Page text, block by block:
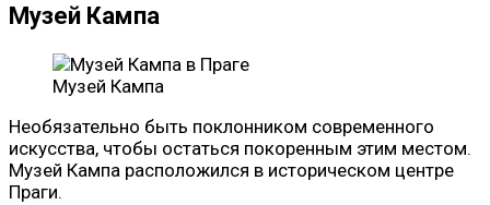
Музей Кампа
Музей Кампа
Необязательно быть поклонником современного
искусства, чтобы остаться покоренным этим местом.
Музей Кампа расположился в историческом центре
Праги.